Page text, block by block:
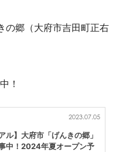
の郷（大府市吉田町正右
！
2023.07.05
ル】大府市「げんきの郷」
中！2024年夏オープン予